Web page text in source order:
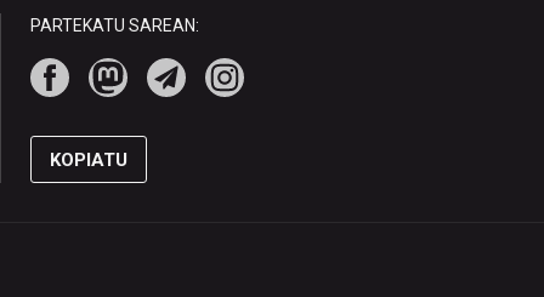
PARTEKATU SAREAN:
KOPIATU